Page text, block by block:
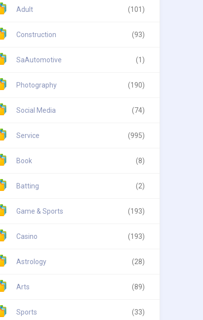
Adult (101)
Construction (93)
SaAutomotive (1)
Photography (190)
Social Media (74)
Service (995)
Book (8)
Batting (2)
Game & Sports (193)
Casino (193)
Astrology (28)
Arts (89)
Sports (33)